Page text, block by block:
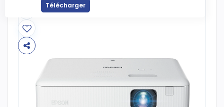
Télécharger